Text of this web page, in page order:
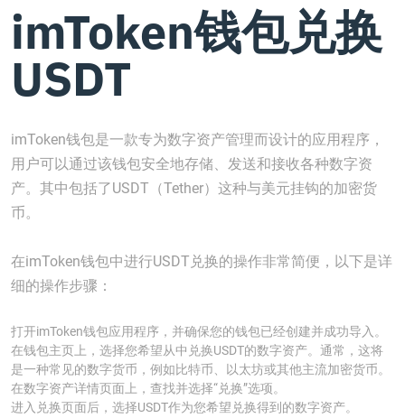
imToken钱包兑换
USDT
imToken钱包是一款专为数字资产管理而设计的应用程序，
用户可以通过该钱包安全地存储、发送和接收各种数字资
产。其中包括了USDT（Tether）这种与美元挂钩的加密货
币。
在imToken钱包中进行USDT兑换的操作非常简便，以下是详
细的操作步骤：
打开imToken钱包应用程序，并确保您的钱包已经创建并成功导入。
在钱包主页上，选择您希望从中兑换USDT的数字资产。通常，这将
是一种常见的数字货币，例如比特币、以太坊或其他主流加密货币。
在数字资产详情页面上，查找并选择“兑换”选项。
进入兑换页面后，选择USDT作为您希望兑换得到的数字资产。